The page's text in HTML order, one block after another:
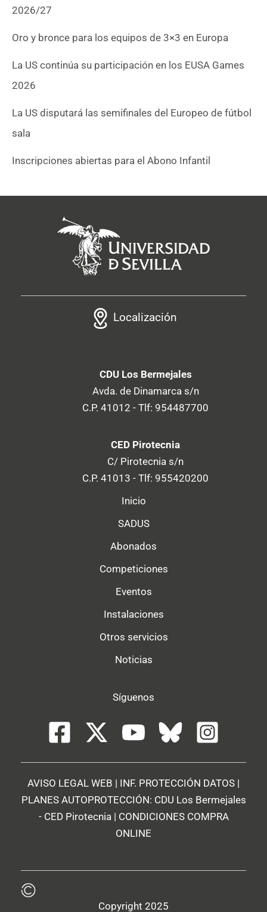
2026/27
Oro y bronce para los equipos de 3×3 en Europa
La US continúa su participación en los EUSA Games
2026
La US disputará las semifinales del Europeo de fútbol
sala
Inscripciones abiertas para el Abono Infantil
Localización
CDU Los Bermejales
Avda. de Dinamarca s/n
C.P. 41012 - Tlf: 954487700
CED Pirotecnia
C/ Pirotecnia s/n
C.P. 41013 - Tlf: 955420200
Inicio
SADUS
Abonados
Competiciones
Eventos
Instalaciones
Otros servicios
Noticias
Síguenos
AVISO LEGAL WEB | INF. PROTECCIÓN DATOS |
PLANES AUTOPROTECCIÓN: CDU Los Bermejales
- CED Pirotecnia| CONDICIONES COMPRA
ONLINE
Copyright 2025